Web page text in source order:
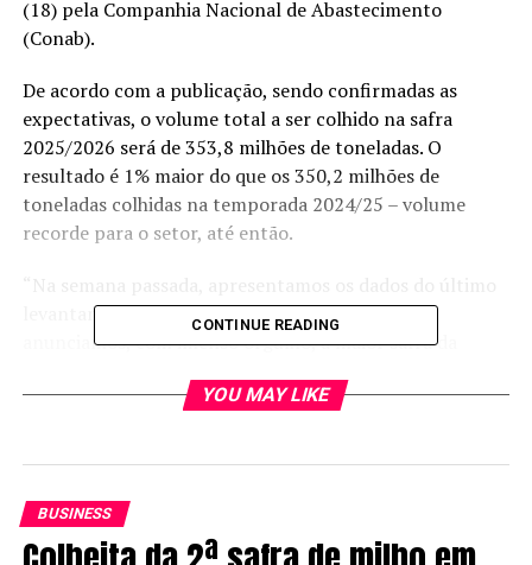
(18) pela Companhia Nacional de Abastecimento
(Conab).
De acordo com a publicação, sendo confirmadas as
expectativas, o volume total a ser colhido na safra
2025/2026 será de 353,8 milhões de toneladas. O
resultado é 1% maior do que os 350,2 milhões de
toneladas colhidas na temporada 2024/25 – volume
recorde para o setor, até então.
levantamento da safra agrícola 24/25, quando
anunciamos, com imenso orgulho, a maior safra da
expressivo. Hoje, vamos apresentar a perspectiva para a
anunciou o presidente da Conab, Edegar Pretto.
CONTINUE READING
YOU MAY LIKE
BUSINESS